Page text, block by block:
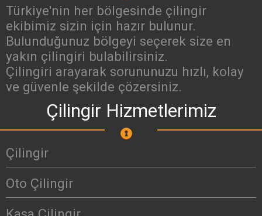
Türkiye'nin her bölgesinde çilingir
ekibimiz sizin için hazır bulunur.
Bulunduğunuz bölgeyi seçerek size en
yakın çilingiri bulabilirsiniz.
Çilingiri arayarak sorununuzu hızlı, kolay
ve güvenle şekilde çözersiniz.
Çilingir Hizmetlerimiz
Çilingir
Oto Çilingir